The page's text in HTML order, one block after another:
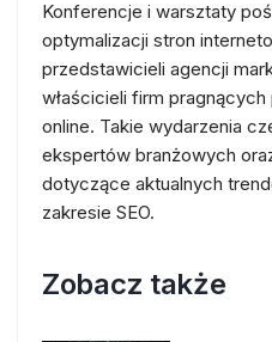
Konferencje i warsztaty
optymalizacji stron
przedstawicieli agencji
właścicieli firm
online. Takie wydarzenia
ekspertów branżowych
dotyczące aktualnych
zakresie SEO.
Zobacz także